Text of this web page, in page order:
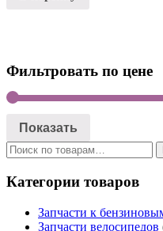
Фильтровать по цене
Показать
Искать:
Категории товаров
Запчасти к
Запчасти велосипедов